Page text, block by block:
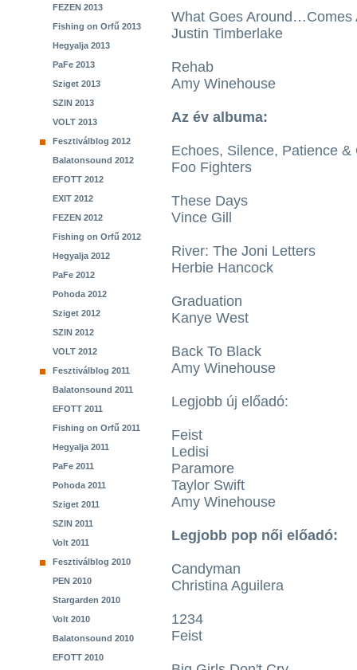
FEZEN 2013
Fishing on Orfű 2013
Hegyalja 2013
PaFe 2013
Sziget 2013
SZIN 2013
VOLT 2013
Fesztiválblog 2012
Balatonsound 2012
EFOTT 2012
EXIT 2012
FEZEN 2012
Fishing on Orfű 2012
Hegyalja 2012
PaFe 2012
Pohoda 2012
Sziget 2012
SZIN 2012
VOLT 2012
Fesztiválblog 2011
Balatonsound 2011
EFOTT 2011
Fishing on Orfű 2011
Hegyalja 2011
PaFe 2011
Pohoda 2011
Sziget 2011
SZIN 2011
Volt 2011
Fesztiválblog 2010
PEN 2010
Stargarden 2010
Volt 2010
Balatonsound 2010
EFOTT 2010
What Goes Around…Comes
Justin Timberlake
Rehab
Amy Winehouse
Az év albuma:
Echoes, Silence, Patience &
Foo Fighters
These Days
Vince Gill
River: The Joni Letters
Herbie Hancock
Graduation
Kanye West
Back To Black
Amy Winehouse
Legjobb új előadó:
Feist
Ledisi
Paramore
Taylor Swift
Amy Winehouse
Legjobb pop női előadó:
Candyman
Christina Aguilera
1234
Feist